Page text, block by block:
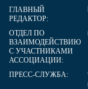
ГЛАВНЫЙ
РЕДАКТОР:
ОТДЕЛ ПО
ВЗАИМОДЕЙСТВИЮ
С УЧАСТНИКАМИ
АССОЦИАЦИИ:
ПРЕСС-СЛУЖБА: